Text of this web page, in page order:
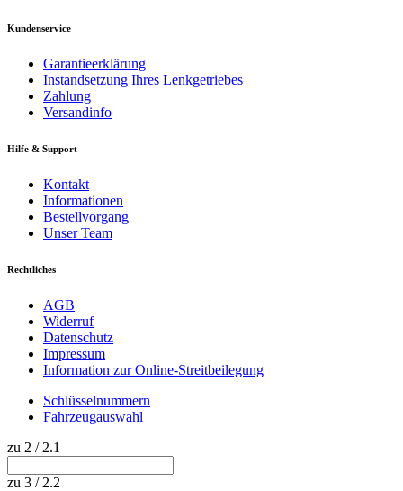
Kundenservice
Garantieerklärung
Instandsetzung Ihres Lenkgetriebes
Zahlung
Versandinfo
Hilfe & Support
Kontakt
Informationen
Bestellvorgang
Unser Team
Rechtliches
AGB
Widerruf
Datenschutz
Impressum
Information zur Online-Streitbeilegung
Schlüsselnummern
Fahrzeugauswahl
zu 2 / 2.1
zu 3 / 2.2